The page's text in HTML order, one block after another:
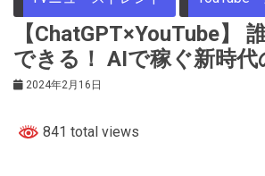
【ChatGPT×YouTube】
できる！ AIで稼ぐ新時代
2024年2月16日
841 total views